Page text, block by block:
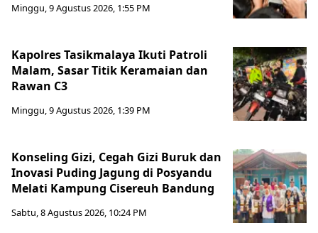
Minggu, 9 Agustus 2026, 1:55 PM
Kapolres Tasikmalaya Ikuti Patroli
Malam, Sasar Titik Keramaian dan
Rawan C3
Minggu, 9 Agustus 2026, 1:39 PM
Konseling Gizi, Cegah Gizi Buruk dan
Inovasi Puding Jagung di Posyandu
Melati Kampung Cisereuh Bandung
Sabtu, 8 Agustus 2026, 10:24 PM